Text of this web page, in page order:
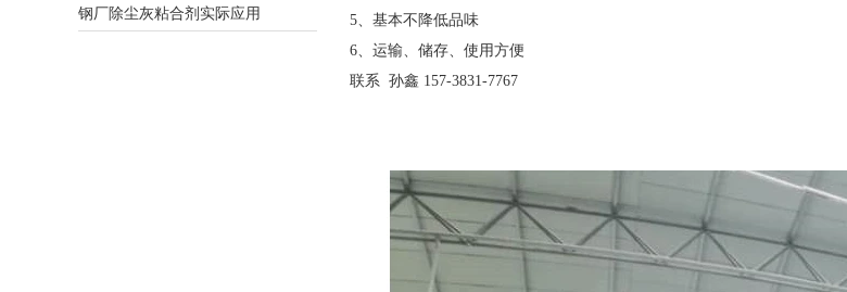
业低碳转型
钢厂除尘灰粘合剂实际应用
5、基本不降低品味
6、运输、储存、使用方便
联系 孙鑫 157-3831-7767